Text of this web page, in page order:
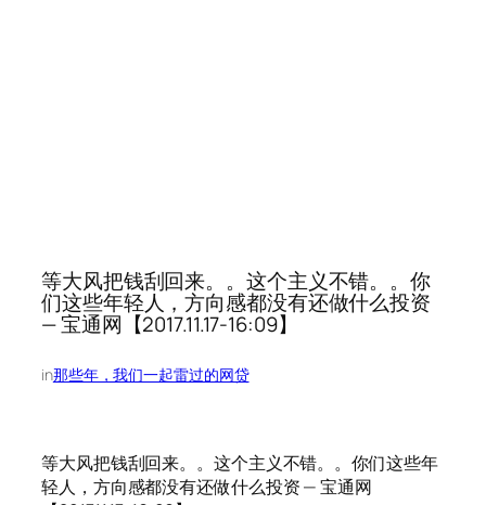
等大风把钱刮回来。。这个主义不错。。你
们这些年轻人，方向感都没有还做什么投资
— 宝通网【2017.11.17-16:09】
in那些年，我们一起雷过的网贷
等大风把钱刮回来。。这个主义不错。。你们这些年
轻人，方向感都没有还做什么投资 — 宝通网